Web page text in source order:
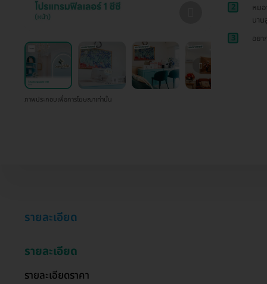
ภาพประกอบเพื่อการโฆษณาเท่านั้น
2
หม
นา
3
อยา
รายละเอียด
รายละเอียด
รายละเอียดราคา